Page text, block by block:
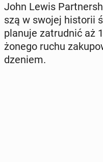
John Lewis
szą w swojej hi­sto­rii
planuje za­trud­nić aż
żo­ne­go ruchu
dze­niem.